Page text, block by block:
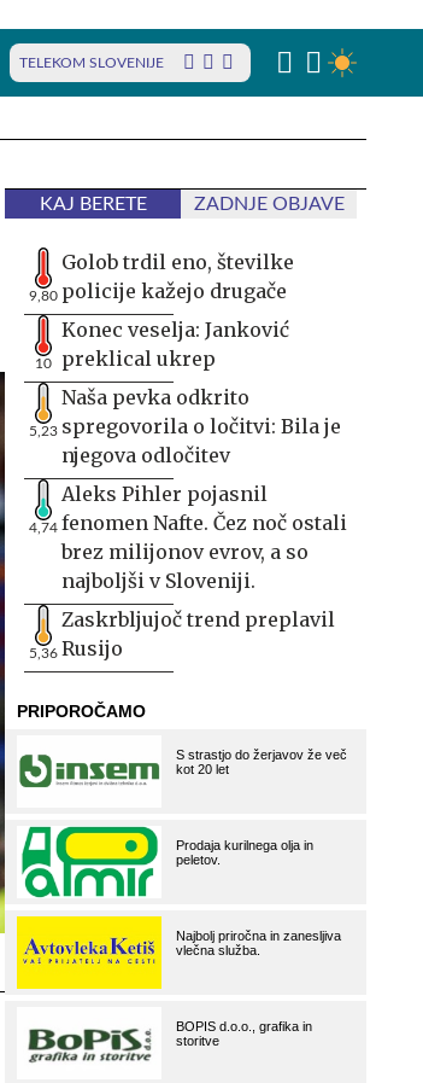
TELEKOM SLOVENIJE
KAJ BERETE ZADNJE OBJAVE
9,80
Golob trdil eno, številke
policije kažejo drugače
10
Konec veselja: Janković
preklical ukrep
5,23
Naša pevka odkrito
spregovorila o ločitvi: Bila je
njegova odločitev
4,74
Aleks Pihler pojasnil
fenomen Nafte. Čez noč ostali
brez milijonov evrov, a so
najboljši v Sloveniji.
5,36
Zaskrbljujoč trend preplavil
Rusijo